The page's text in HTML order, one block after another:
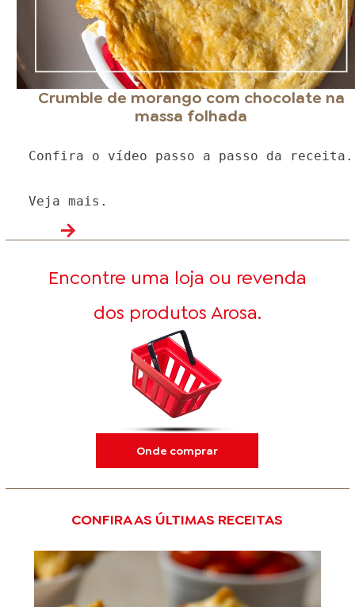
Crumble de morango com chocolate na
massa folhada
Confira o vídeo passo a passo da receita.
Veja mais.
Encontre uma loja ou revenda
dos produtos Arosa.
Onde comprar
CONFIRA AS ÚLTIMAS RECEITAS